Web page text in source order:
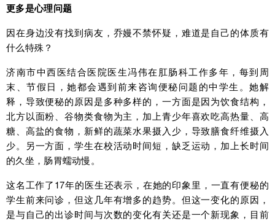
更多是心理问题
因在身边没有找到病友，乔嫚不禁怀疑，难道是自己的体质有
什么特殊？
济南市中西医结合医院医生冯伟在肛肠科工作多年，每到周
末、节假日，她都会遇到前来咨询便秘问题的中学生。她解
释，导致便秘的原因是多种多样的，一方面是因为饮食结构，
北方以面粉、谷物类食物为主，加上青少年喜欢吃高热量、高
糖、高盐的食物，新鲜的蔬菜水果摄入少，导致膳食纤维摄入
少。另一方面，学生在校活动时间短，缺乏运动，加上长时间
的久坐，肠胃蠕动慢。
这名工作了17年的医生还表示，在她的印象里，一直有便秘的
学生前来问诊，但这几年有增多的趋势。但这一变化的原因，
是与自己的出诊时间与次数的变化有关还是一个新现象，目前